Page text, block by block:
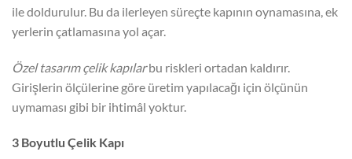
ile doldurulur. Bu da ilerleyen süreçte kapının oynamasına, ek
yerlerin çatlamasına yol açar.
Özel tasarım çelik kapılarbu riskleri ortadan kaldırır.
Girişlerin ölçülerine göre üretim yapılacağı için ölçünün
uymaması gibi bir ihtimâl yoktur.
3 Boyutlu Çelik Kapı